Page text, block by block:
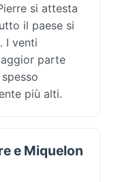
si attesta
il paese si
I venti
parte
più alti.
e Miquelon